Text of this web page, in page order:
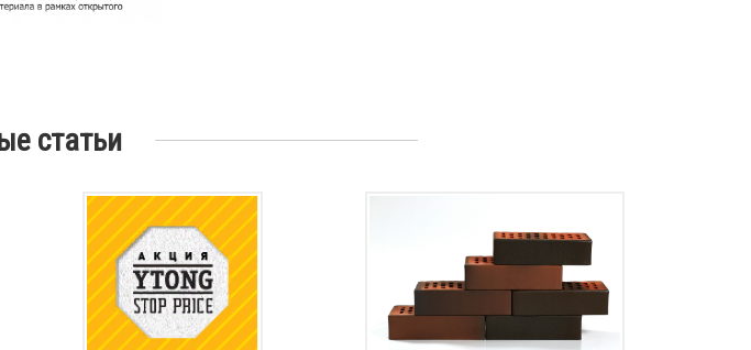
статьи